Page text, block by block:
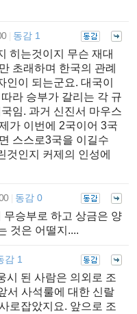
동감 1
히는것이지 무슨 재대
초래하며 한국의 관례
이 되는군요. 대국이
라 승부가 갈리는 각 규
임. 과거 신진서 마우스
가 이번에 2국이어 3국
스스로3국을 이길수
것인지 커제의 인성에
동감 0
무승부로 하고 상금은 양
것은 어떨지....
감 1
시 된 사람은 의외로 조
서 사석룰에 대한 신랄
로잡았지요. 앞으로 조